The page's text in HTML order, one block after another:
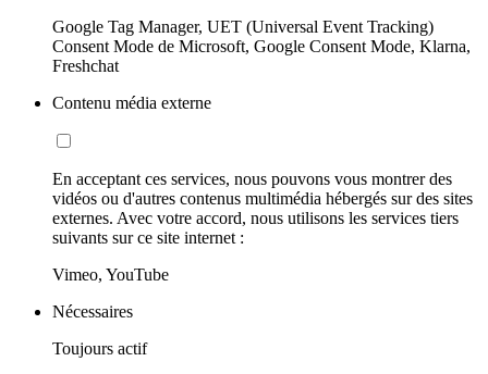
Google Tag Manager, UET (Universal Event Tracking)
Consent Mode de Microsoft, Google Consent Mode, Klarna,
Freshchat
Contenu média externe
En acceptant ces services, nous pouvons vous montrer des
vidéos ou d'autres contenus multimédia hébergés sur des sites
externes. Avec votre accord, nous utilisons les services tiers
suivants sur ce site internet :
Vimeo, YouTube
Nécessaires
Toujours actif